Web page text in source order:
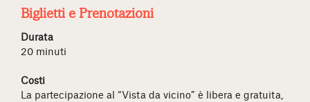
Biglietti e Prenotazioni
Durata
20 minuti
Costi
La partecipazione al “Vista da vicino” è libera e gratuita,